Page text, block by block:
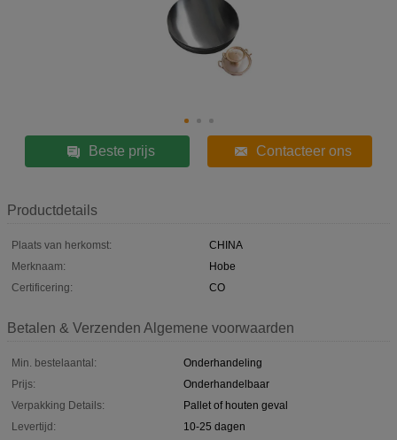
Beste prijs Contacteer ons
Productdetails
Plaats van herkomst:
CHINA
Merknaam:
Hobe
Certificering:
CO
Betalen & Verzenden Algemene voorwaarden
Min. bestelaantal:
Onderhandeling
Prijs:
Onderhandelbaar
Verpakking Details:
Pallet of houten geval
Levertijd:
10-25 dagen